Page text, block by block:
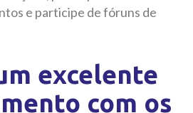
e participe de fóruns de
excelente
com os